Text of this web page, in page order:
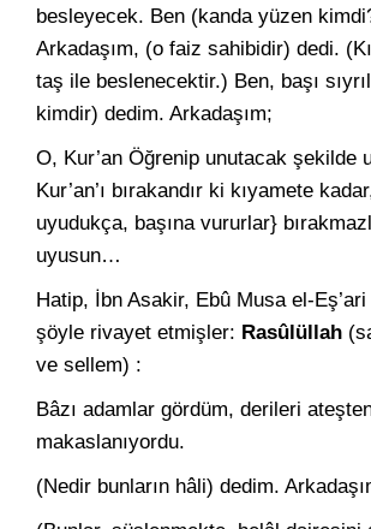
besleyecek. Ben (kanda yü­zen
Arkadaşım, (o faiz sahibidir) dedi.
taş ile beslenecektir.) Ben, başı
kimdir) dedim. Arkadaşım;
O, Kur’an Öğrenip unutacak şekilde
Kur’an’ı bı­rakandır ki kıyamete
uyudukça, başına vururlar}
uyusun…
Hatip, İbn Asakir, Ebû Musa el-
şöyle rivayet etmişler: Rasûlüllah
ve sellem) :
Bâzı adamlar gördüm, derileri
makaslanı­yordu.
(Nedir bunların hâli) dedim.